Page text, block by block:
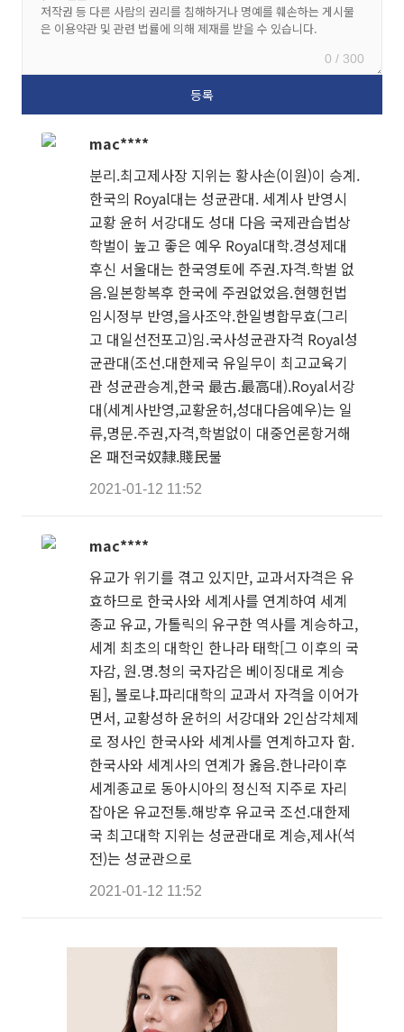
0 / 300
mac****
분리.최고제사장 지위는 황사손(이원)이 승계.
한국의 Royal대는 성균관대. 세계사 반영시
교황 윤허 서강대도 성대 다음 국제관습법상
학벌이 높고 좋은 예우 Royal대학.경성제대
후신 서울대는 한국영토에 주권.자격.학벌 없
음.일본항복후 한국에 주권없었음.현행헌법
임시정부 반영,을사조약.한일병합무효(그리
고 대일선전포고)임.국사성균관자격 Royal성
균관대(조선.대한제국 유일무이 최고교육기
관 성균관승계,한국 最古.最高대).Royal서강
대(세계사반영,교황윤허,성대다음예우)는 일
류,명문.주권,자격,학벌없이 대중언론항거해
온 패전국奴隸.賤民불
2021-01-12 11:52
mac****
유교가 위기를 겪고 있지만, 교과서자격은 유
효하므로 한국사와 세계사를 연계하여 세계
종교 유교, 가톨릭의 유구한 역사를 계승하고,
세계 최초의 대학인 한나라 태학[그 이후의 국
자감, 원.명.청의 국자감은 베이징대로 계승
됨], 볼로냐.파리대학의 교과서 자격을 이어가
면서, 교황성하 윤허의 서강대와 2인삼각체제
로 정사인 한국사와 세계사를 연계하고자 함.
한국사와 세계사의 연계가 옳음.한나라이후
세계종교로 동아시아의 정신적 지주로 자리
잡아온 유교전통.해방후 유교국 조선.대한제
국 최고대학 지위는 성균관대로 계승,제사(석
전)는 성균관으로
2021-01-12 11:52